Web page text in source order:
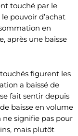
touché par le
pouvoir d’achat
en
après une baisse
figurent les
a baissé de
fait sentir depuis
baisse en volume
ne signifie pas pour
mais plutôt